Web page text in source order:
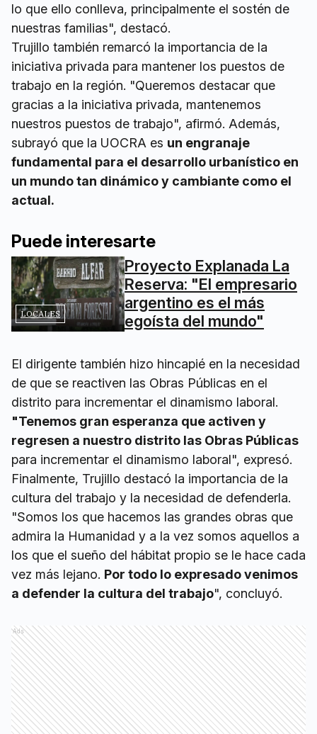
lo que ello conlleva, principalmente el sostén de
nuestras familias", destacó.
Trujillo también remarcó la importancia de la
iniciativa privada para mantener los puestos de
trabajo en la región. "Queremos destacar que
gracias a la iniciativa privada, mantenemos
nuestros puestos de trabajo", afirmó. Además,
subrayó que la UOCRA es un engranaje
fundamental para el desarrollo urbanístico en
un mundo tan dinámico y cambiante como el
actual.
Puede interesarte
LOCALES
Proyecto Explanada La
Reserva: "El empresario
argentino es el más
egoísta del mundo"
El dirigente también hizo hincapié en la necesidad
de que se reactiven las Obras Públicas en el
distrito para incrementar el dinamismo laboral.
"Tenemos gran esperanza que activen y
regresen a nuestro distrito las Obras Públicas
para incrementar el dinamismo laboral", expresó.
Finalmente, Trujillo destacó la importancia de la
cultura del trabajo y la necesidad de defenderla.
"Somos los que hacemos las grandes obras que
admira la Humanidad y a la vez somos aquellos a
los que el sueño del hábitat propio se le hace cada
vez más lejano. Por todo lo expresado venimos
a defender la cultura del trabajo", concluyó.
Ads